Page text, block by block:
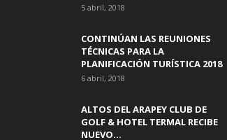
5 abril, 2018
CONTINÚAN LAS REUNIONES
TÉCNICAS PARA LA
PLANIFICACIÓN TURÍSTICA 2018
6 abril, 2018
ALTOS DEL ARAPEY CLUB DE
GOLF & HOTEL TERMAL RECIBE
NUEVO...